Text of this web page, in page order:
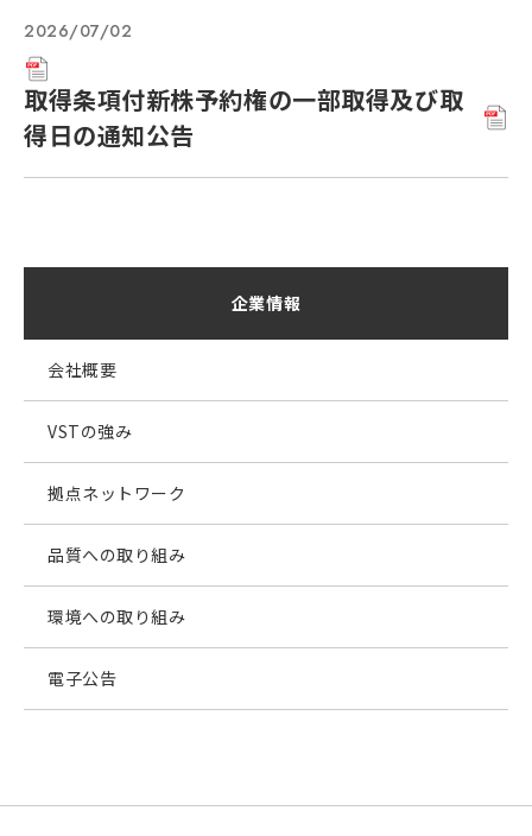
2026/07/02
取得条項付新株予約権の一部取得及び取
得日の通知公告
企業情報
会社概要
VSTの強み
拠点ネットワーク
品質への取り組み
環境への取り組み
電子公告